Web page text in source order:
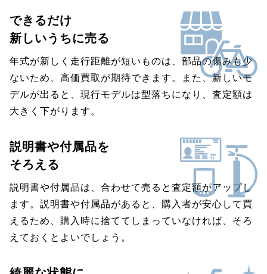
できるだけ
新しいうちに売る
年式が新しく走行距離が短いものは、部品の傷みも少
ないため、高価買取が期待できます。また、新しいモ
デルが出ると、現行モデルは型落ちになり、査定額は
大きく下がります。
説明書や付属品を
そろえる
説明書や付属品は、合わせて売ると査定額がアップし
ます。説明書や付属品があると、購入者が安心して買
えるため、購入時に捨ててしまっていなければ、そろ
えておくとよいでしょう。